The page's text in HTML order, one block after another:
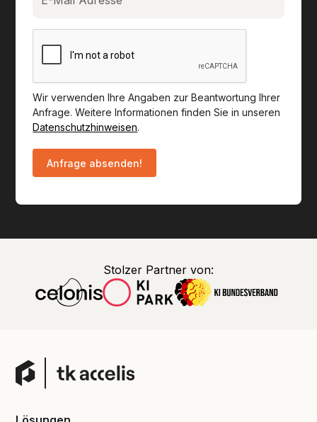
Wir verwenden Ihre Angaben zur Beantwortung Ihrer
Anfrage. Weitere Informationen finden Sie in unseren
Datenschutzhinweisen.
Stolzer Partner von: